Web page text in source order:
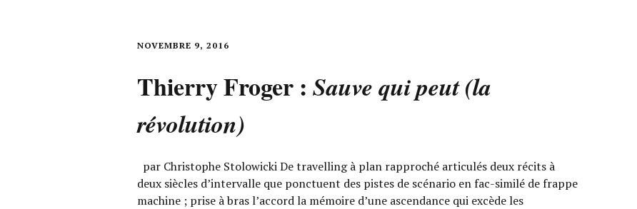
NOVEMBRE 9, 2016
Thierry Froger : Sauve qui peut (la
révolution)
par Christophe Stolowicki De travelling à plan rapproché articulés deux récits à
deux siècles d’intervalle que ponctuent des pistes de scénario en fac-similé de frappe
machine ; prise à bras l’accord la mémoire d’une ascendance qui excède les